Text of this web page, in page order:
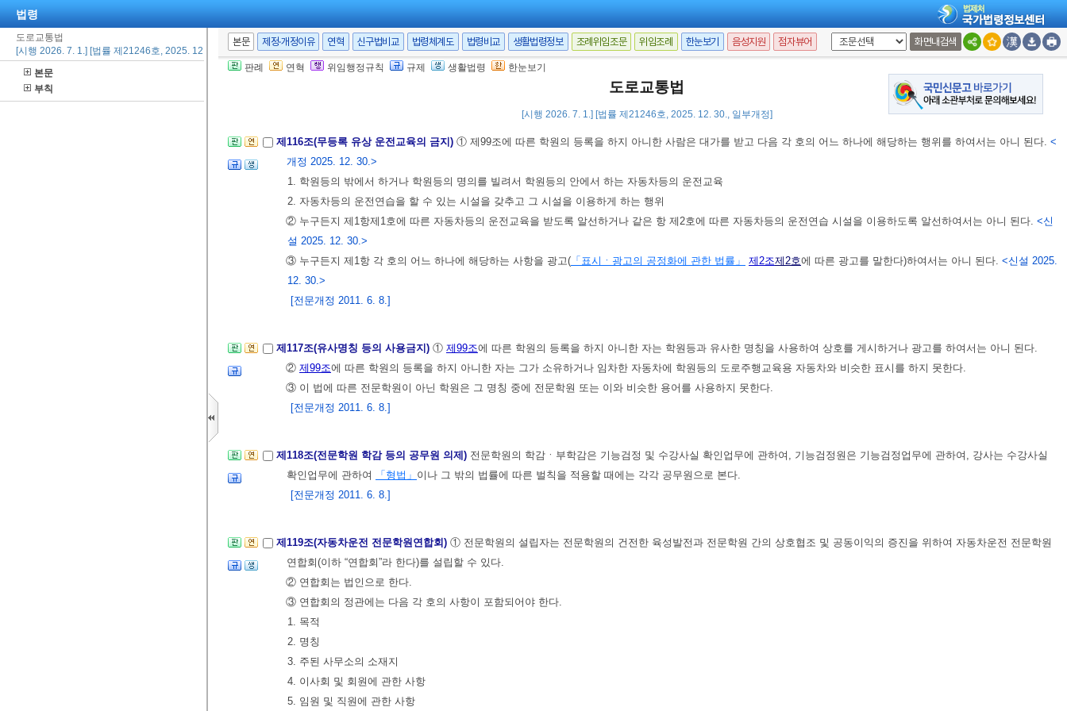
법령
도로교통법
[시행 2026. 7. 1.] [법률 제21246호, 2025. 12. 30., 일부개정]
본문
부칙
본문 제정·개정이유 연혁 신구법비교 법령체계도 법령비교 생활법령정보 조례위임조문 위임조례 한눈보기 음성지원 점자뷰어 화면내검색
판례 연혁 위임행정규칙 규제 생활법령 한눈보기
도로교통법
[시행 2026. 7. 1.] [법률 제21246호, 2025. 12. 30., 일부개정]
2. 해당 학원등이 등록 또는 지정을 받지 아니한 시설이거나제113조에 따른 행정처분을 받은 시설임을 알리는 게시문 부착
② 제1항에 따른 조치는 그 목적을 달성하기 위하여 필요한 최소한의 범위에서 하여야 한다.
③ 제1항에 따라 조치를 하는 관계 공무원은 그 권한을 나타내는 증표를 지니고 이를 관계인에게 보여주어야 한다.
제116조(무등록 유상 운전교육의 금지) ① 제99조에 따른 학원의 등록을 하지 아니한 사람은 대가를 받고 다음 각 호의 어느 하나에 해당하는 행위를 하여서는 아니 된다. <
개정 2025. 12. 30.>
1. 학원등의 밖에서 하거나 학원등의 명의를 빌려서 학원등의 안에서 하는 자동차등의 운전교육
2. 자동차등의 운전연습을 할 수 있는 시설을 갖추고 그 시설을 이용하게 하는 행위
② 누구든지 제1항제1호에 따른 자동차등의 운전교육을 받도록 알선하거나 같은 항 제2호에 따른 자동차등의 운전연습 시설을 이용하도록 알선하여서는 아니 된다. <신
설 2025. 12. 30.>
③ 누구든지 제1항 각 호의 어느 하나에 해당하는 사항을 광고( 「표시ㆍ광고의 공정화에 관한 법률」 제2조제2호에 따른 광고를 말한다)하여서는 아니 된다. <신설 2025.
12. 30.>
[전문개정 2011. 6. 8.]
제117조(유사명칭 등의 사용금지) ① 제99조에 따른 학원의 등록을 하지 아니한 자는 학원등과 유사한 명칭을 사용하여 상호를 게시하거나 광고를 하여서는 아니 된다.
② 제99조에 따른 학원의 등록을 하지 아니한 자는 그가 소유하거나 임차한 자동차에 학원등의 도로주행교육용 자동차와 비슷한 표시를 하지 못한다.
③ 이 법에 따른 전문학원이 아닌 학원은 그 명칭 중에 전문학원 또는 이와 비슷한 용어를 사용하지 못한다.
[전문개정 2011. 6. 8.]
제118조(전문학원 학감 등의 공무원 의제) 전문학원의 학감ㆍ부학감은 기능검정 및 수강사실 확인업무에 관하여, 기능검정원은 기능검정업무에 관하여, 강사는 수강사실
확인업무에 관하여
「형법」 이나 그 밖의 법률에 따른 벌칙을 적용할 때에는 각각 공무원으로 본다.
[전문개정 2011. 6. 8.]
제119조(자동차운전 전문학원연합회) ① 전문학원의 설립자는 전문학원의 건전한 육성발전과 전문학원 간의 상호협조 및 공동이익의 증진을 위하여 자동차운전 전문학원
연합회(이하 “연합회”라 한다)를 설립할 수 있다.
② 연합회는 법인으로 한다.
③ 연합회의 정관에는 다음 각 호의 사항이 포함되어야 한다.
1. 목적
2. 명칭
3. 주된 사무소의 소재지
4. 이사회 및 회원에 관한 사항
5. 임원 및 직원에 관한 사항